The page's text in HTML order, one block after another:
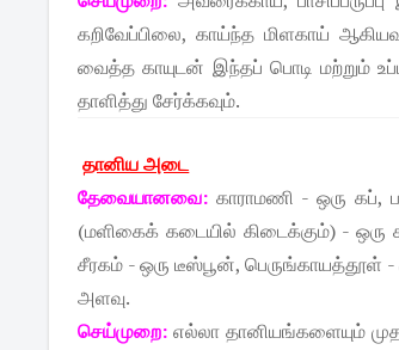
கறிவேப்பிலை, காய்ந்த மிளகாய்
வைத்த காயுடன் இந்தப் பொடி மற்றும்
தாளித்து சேர்க்கவும்.
தானிய அடை
தேவையானவை:காராமணி - ஒரு
(மளிகைக் கடையில் கிடைக்கும்) - ஒரு
சீரகம் - ஒரு டீஸ்பூன்,
அளவு.
செய்முறை:எல்லா தானியங்களையும்